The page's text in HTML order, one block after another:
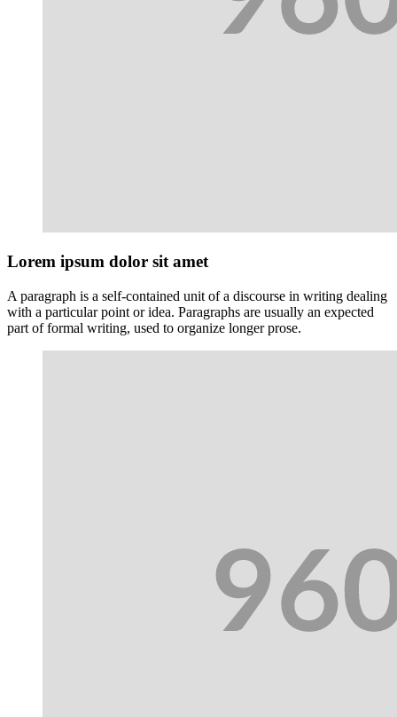
Lorem ipsum dolor sit amet
A paragraph is a self-contained unit of a discourse in writing dealing
with a particular point or idea. Paragraphs are usually an expected
part of formal writing, used to organize longer prose.